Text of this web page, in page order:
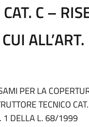
C –
PER LA
TECNICO
1 DELLA L. 68/1999